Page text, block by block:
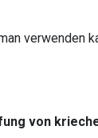
verwenden
von